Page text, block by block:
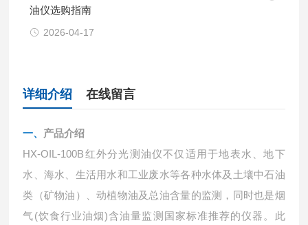
油仪选购指南
2026-04-17
详细介绍 在线留言
一、 产品介绍
HX-OIL-100B红外分光测油仪不仅适用于地表水、地下
水、海水、生活用水和工业废水等各种水体及土壤中石油
类（矿物油）、动植物油及总油含量的监测，同时也是烟
气(饮食行业油烟)含油量监测国家标准推荐的仪器。此